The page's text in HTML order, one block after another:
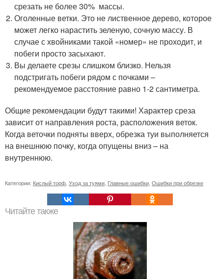
срезать не более 30% массы.
Оголенные ветки. Это не лиственное дерево, которое
может легко нарастить зеленую, сочную массу. В
случае с хвойниками такой «номер» не проходит, и
побеги просто засыхают.
Вы делаете срезы слишком близко. Нельзя
подстригать побеги рядом с почками –
рекомендуемое расстояние равно 1-2 сантиметра.
Общие рекомендации будут такими! Характер среза
зависит от направления роста, расположения веток.
Когда веточки подняты вверх, обрезка туи выполняется
на внешнюю почку, когда опущены вниз – на
внутреннюю.
Категории: Кислый торф Уход за туями Главные ошибки Ошибки при обрезке
Читайте также